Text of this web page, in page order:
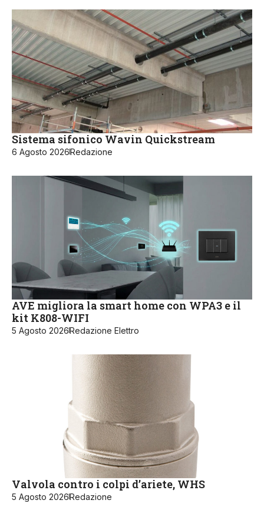
Sistema sifonico Wavin Quickstream
6 Agosto 2026Redazione
AVE migliora la smart home con WPA3 e il
kit K808-WIFI
5 Agosto 2026Redazione Elettro
Valvola contro i colpi d’ariete, WHS
5 Agosto 2026Redazione